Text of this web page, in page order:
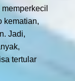
kematian,
Jadi,
tertular